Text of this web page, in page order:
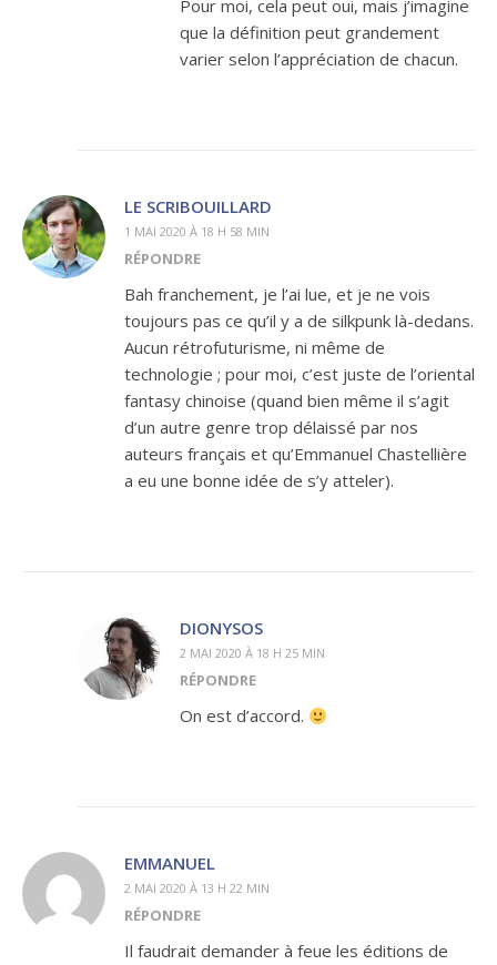
Pour moi, cela peut oui, mais j’imagine
que la définition peut grandement
varier selon l’appréciation de chacun.
LE SCRIBOUILLARD
1 MAI 2020 À 18 H 58 MIN
RÉPONDRE
Bah franchement, je l’ai lue, et je ne vois
toujours pas ce qu’il y a de silkpunk là-dedans.
Aucun rétrofuturisme, ni même de
technologie ; pour moi, c’est juste de l’oriental
fantasy chinoise (quand bien même il s’agit
d’un autre genre trop délaissé par nos
auteurs français et qu’Emmanuel Chastellière
a eu une bonne idée de s’y atteler).
DIONYSOS
2 MAI 2020 À 18 H 25 MIN
RÉPONDRE
On est d’accord.
EMMANUEL
2 MAI 2020 À 13 H 22 MIN
RÉPONDRE
Il faudrait demander à feue les éditions de